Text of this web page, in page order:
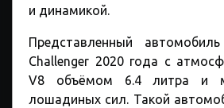
и динамикой.
Представленный
Challenger 2020 года с
V8 объёмом 6.4 литра и
лошадиных сил. Такой